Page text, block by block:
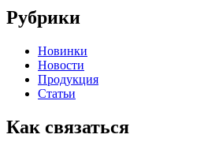
Рубрики
Новинки
Новости
Продукция
Статьи
Как связаться